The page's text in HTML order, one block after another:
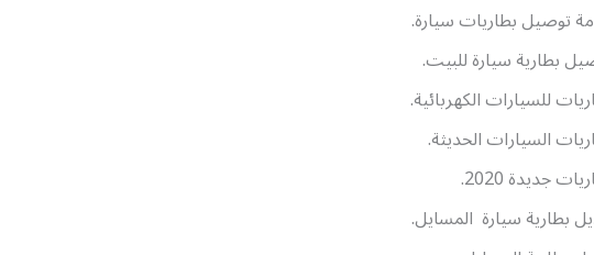
توصيل بطاريات سيارة.
بطارية سيارة للبيت.
للسيارات الكهربائية.
السيارات الحديثة.
جديدة 2020.
بطارية سيارة المسايل.